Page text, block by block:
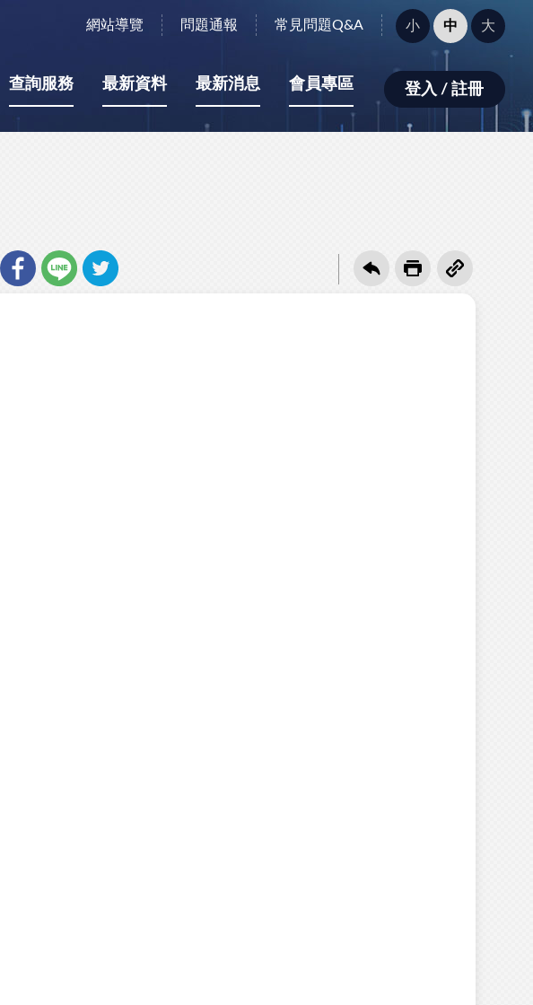
網站導覽 問題通報 常見問題Q&A
字
型
小：
小 中 大
查詢服務 最新資料 最新消息 會員專區 登入 / 註冊